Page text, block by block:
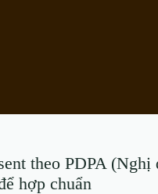
theo PDPA
hợp chuẩn